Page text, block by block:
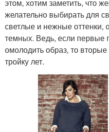
этом, хотим заметить, что
желательно выбирать для
светлые и нежные оттенки,
темных. Ведь, если первые
омолодить образ, то
тройку лет.